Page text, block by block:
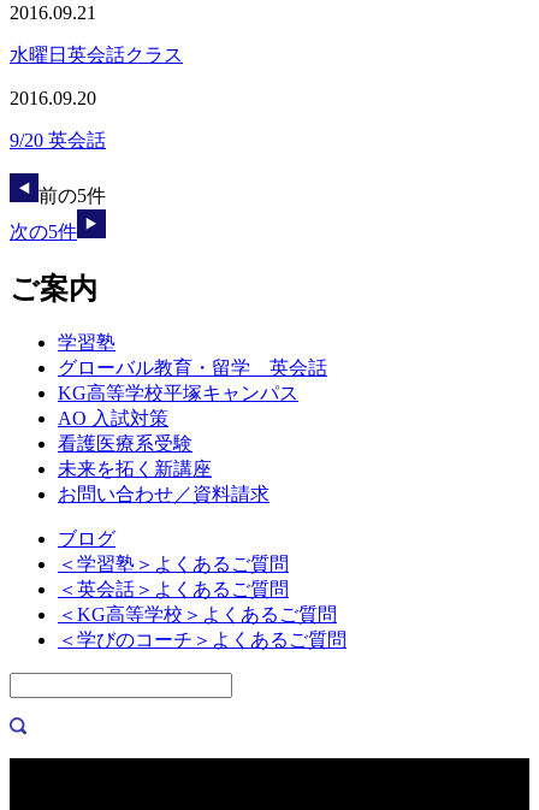
2016.09.21
水曜日英会話クラス
2016.09.20
9/20 英会話
前の5件
次の5件
ご案内
学習塾
グローバル教育・留学 英会話
KG高等学校平塚キャンパス
AO 入試対策
看護医療系受験
未来を拓く新講座
お問い合わせ／資料請求
ブログ
＜学習塾＞よくあるご質問
＜英会話＞よくあるご質問
＜KG高等学校＞よくあるご質問
＜学びのコーチ＞よくあるご質問